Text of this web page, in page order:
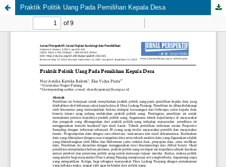
Praktik Politik Uang Pada Pemilihan Kepala Desa